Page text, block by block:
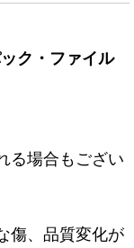
ク・ファイル
る場合もござい
傷、品質変化が